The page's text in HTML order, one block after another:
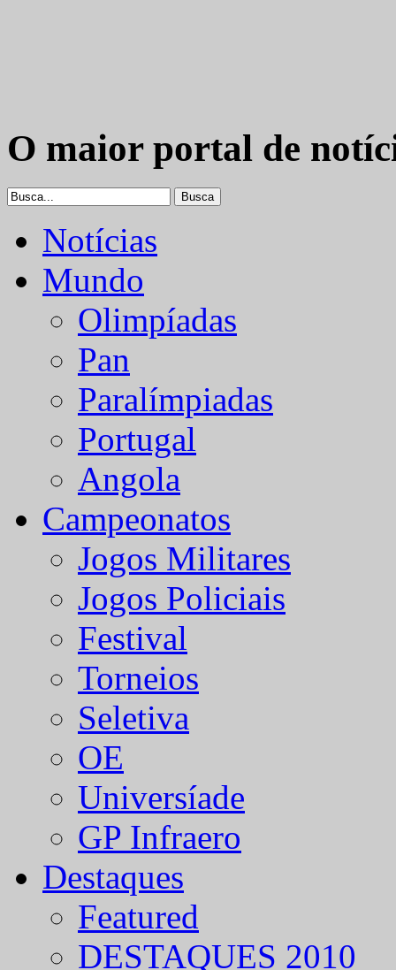
O maior portal de
Notícias
Mundo
Olimpíadas
Pan
Paralímpiadas
Portugal
Angola
Campeonatos
Jogos Militares
Jogos Policiais
Festival
Torneios
Seletiva
OE
Universíade
GP Infraero
Destaques
Featured
DESTAQUES 2010